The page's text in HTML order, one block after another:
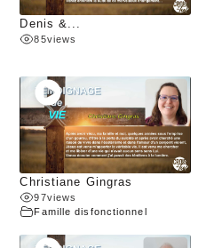
Denis &...
85views
Christiane Gingras
97views
Famille disfonctionnel